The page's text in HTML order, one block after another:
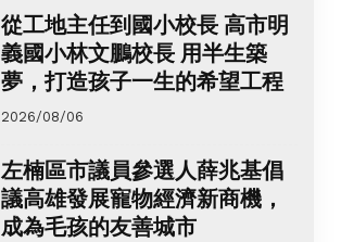
從工地主任到國小校長 高市明
義國小林文鵬校長 用半生築
夢，打造孩子一生的希望工程
2026/08/06
左楠區市議員參選人薛兆基倡
議高雄發展寵物經濟新商機，
成為毛孩的友善城市